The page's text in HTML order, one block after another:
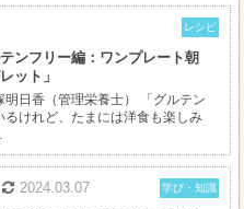
レシピ
ンフリー編：ワンプレート朝
ット」
明日香（管理栄養士） 「グルテン
るけれど、たまには洋食も楽しみ
2024.03.07 学び・知識